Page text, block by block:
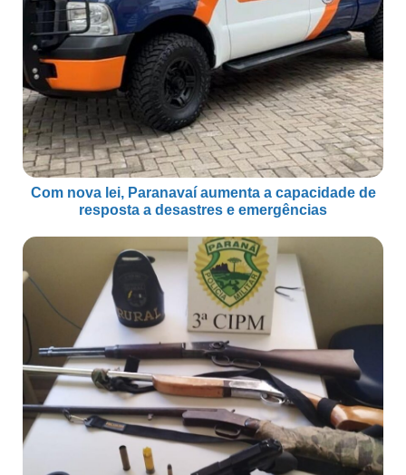
Com nova lei, Paranavaí aumenta a capacidade de
resposta a desastres e emergências